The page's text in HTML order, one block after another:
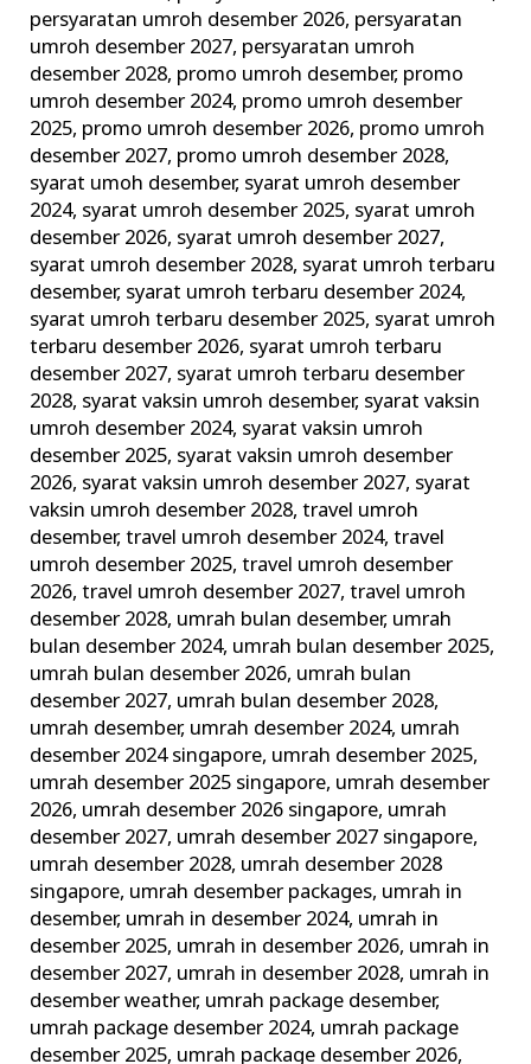
persyaratan umroh desember 2026, persyaratan
umroh desember 2027, persyaratan umroh
desember 2028, promo umroh desember, promo
umroh desember 2024, promo umroh desember
2025, promo umroh desember 2026, promo umroh
desember 2027, promo umroh desember 2028,
syarat umoh desember, syarat umroh desember
2024, syarat umroh desember 2025, syarat umroh
desember 2026, syarat umroh desember 2027,
syarat umroh desember 2028, syarat umroh terbaru
desember, syarat umroh terbaru desember 2024,
syarat umroh terbaru desember 2025, syarat umroh
terbaru desember 2026, syarat umroh terbaru
desember 2027, syarat umroh terbaru desember
2028, syarat vaksin umroh desember, syarat vaksin
umroh desember 2024, syarat vaksin umroh
desember 2025, syarat vaksin umroh desember
2026, syarat vaksin umroh desember 2027, syarat
vaksin umroh desember 2028,travel umroh
desember,travel umroh desember 2024,travel
umroh desember 2025,travel umroh desember
2026,travel umroh desember 2027,travel umroh
desember 2028, umrah bulan desember, umrah
bulan desember 2024, umrah bulan desember 2025,
umrah bulan desember 2026, umrah bulan
desember 2027, umrah bulan desember 2028,
umrah desember, umrah desember 2024, umrah
desember 2024 singapore, umrah desember 2025,
umrah desember 2025 singapore, umrah desember
2026, umrah desember 2026 singapore, umrah
desember 2027, umrah desember 2027 singapore,
umrah desember 2028, umrah desember 2028
singapore, umrah desember packages, umrah in
desember, umrah in desember 2024, umrah in
desember 2025, umrah in desember 2026, umrah in
desember 2027, umrah in desember 2028, umrah in
desember weather, umrah package desember,
umrah package desember 2024, umrah package
desember 2025, umrah package desember 2026,